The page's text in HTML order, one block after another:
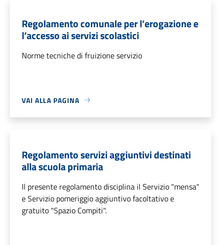
Regolamento comunale per l’erogazione e
l’accesso ai servizi scolastici
Norme tecniche di fruizione servizio
VAI ALLA PAGINA
Regolamento servizi aggiuntivi destinati
alla scuola primaria
Il presente regolamento disciplina il Servizio "mensa"
e Servizio pomeriggio aggiuntivo facoltativo e
gratuito "Spazio Compiti".